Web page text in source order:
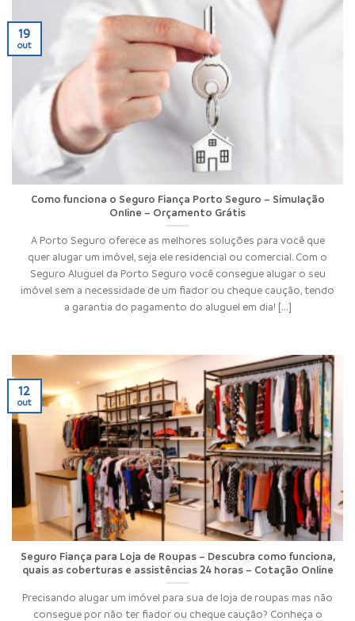
Como funciona o Seguro Fiança Porto Seguro – Simulação
Online – Orçamento Grátis
A Porto Seguro oferece as melhores soluções para você que
quer alugar um imóvel, seja ele residencial ou comercial. Com o
Seguro Aluguel da Porto Seguro você consegue alugar o seu
imóvel sem a necessidade de um fiador ou cheque caução, tendo
a garantia do pagamento do aluguel em dia! [...]
19
out
Seguro Fiança para Loja de Roupas – Descubra como funciona,
quais as coberturas e assistências 24 horas – Cotação Online
Precisando alugar um imóvel para sua de loja de roupas mas não
consegue por não ter fiador ou cheque caução? Conheça o
12
out